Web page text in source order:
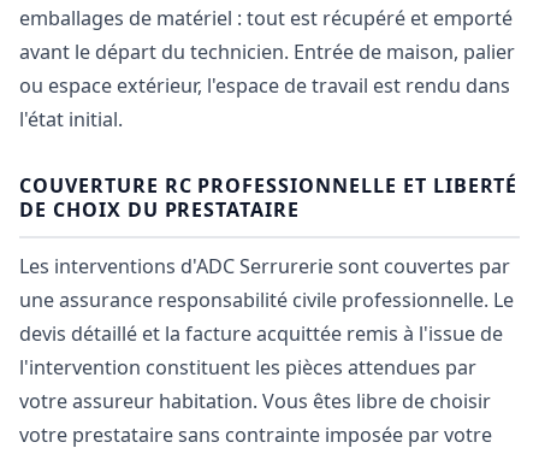
emballages de matériel : tout est récupéré et emporté
avant le départ du technicien. Entrée de maison, palier
ou espace extérieur, l'espace de travail est rendu dans
l'état initial.
COUVERTURE RC PROFESSIONNELLE ET LIBERTÉ
DE CHOIX DU PRESTATAIRE
Les interventions d'ADC Serrurerie sont couvertes par
une assurance responsabilité civile professionnelle. Le
devis détaillé et la facture acquittée remis à l'issue de
l'intervention constituent les pièces attendues par
votre assureur habitation. Vous êtes libre de choisir
votre prestataire sans contrainte imposée par votre